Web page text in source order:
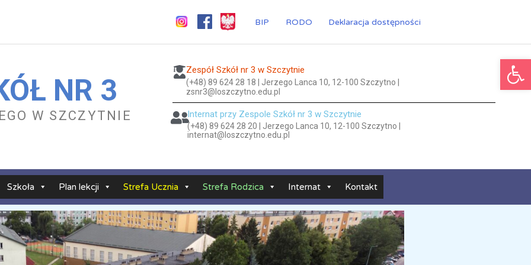
BIP RODO Deklaracja dostępności
NR 3
W SZCZYTNIE
Zespół Szkół nr 3 w Szczytnie
(+48) 89 624 28 18 | Jerzego Lanca 10, 12-100 Szczytno |
zsnr3@loszczytno.edu.pl
Internat przy Zespole Szkół nr 3 w Szczytnie
(+48) 89 624 28 20 | Jerzego Lanca 10, 12-100 Szczytno |
internat@loszczytno.edu.pl
Szkoła Plan lekcji Strefa Ucznia Strefa Rodzica Internat Kontakt